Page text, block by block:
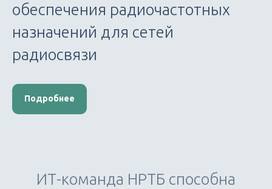
обеспечения радиочастотных
назначений для сетей
радиосвязи
Подробнее
ИТ-команда НРТБ способна